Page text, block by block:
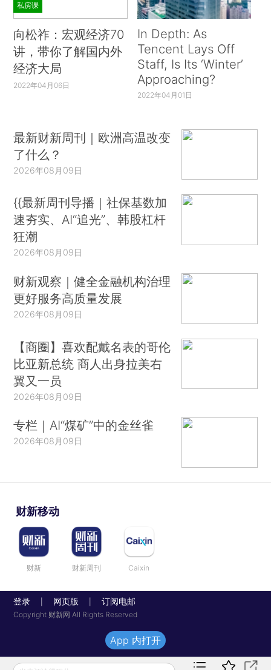
私房课
向松祚：宏观经济70
讲，带你了解国内外
经济大局
2022年04月06日
In Depth: As
Tencent Lays Off
Staff, Is Its ‘Winter’
Approaching?
2022年04月01日
最新财新周刊｜欧洲高温改变
了什么？
2026年08月09日
{{最新周刊导播｜社保基数加
速夯实、AI“追光”、韩股杠杆
狂潮
2026年08月09日
财新观察｜健全金融机构治理
更好服务高质量发展
2026年08月09日
【商圈】喜欢配戴名表的哥伦
比亚新总统 商人出身拉美右
翼又一员
2026年08月09日
专栏｜AI“煤矿”中的金丝雀
2026年08月09日
财新移动
财新 财新周刊 Caixin
登录 网页版 订阅电邮
Copyright 财新网 All Rights Reserved
App 内打开